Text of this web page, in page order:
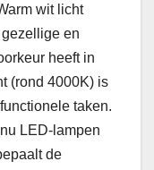
wit licht
en
heeft in
(rond 4000K) is
taken.
LED-lampen
de